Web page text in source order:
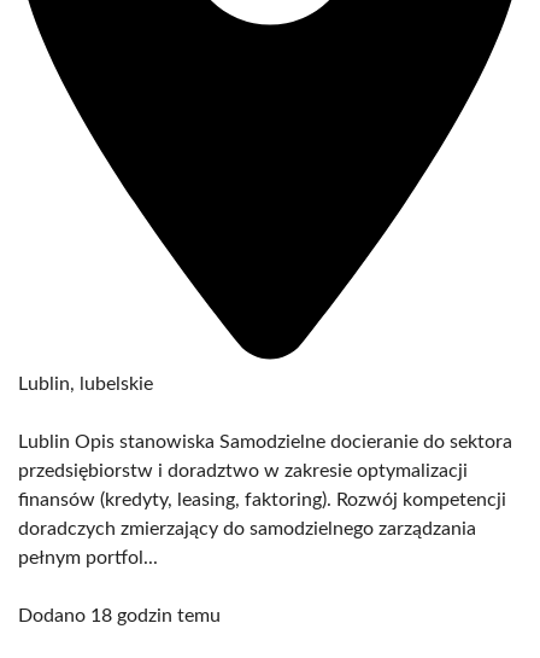
Lublin, lubelskie
Lublin Opis stanowiska Samodzielne docieranie do sektora
przedsiębiorstw i doradztwo w zakresie optymalizacji
finansów (kredyty, leasing, faktoring). Rozwój kompetencji
doradczych zmierzający do samodzielnego zarządzania
pełnym portfol...
Dodano 18 godzin temu